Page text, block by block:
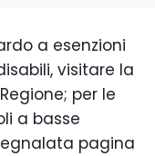
a esenzioni
visitare la
per le
a basse
pagina